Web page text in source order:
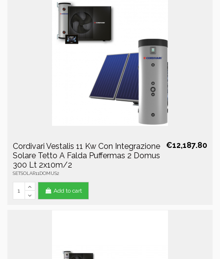
Cordivari Vestalis 11 Kw Con Integrazione
Solare Tetto A Falda Puffermas 2 Domus
300 Lt 2x10m/2
SETSOLAR11DOMUS2
€12,187.80
Add to cart